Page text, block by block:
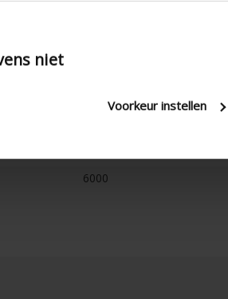
niet
Voorkeur instellen
6000